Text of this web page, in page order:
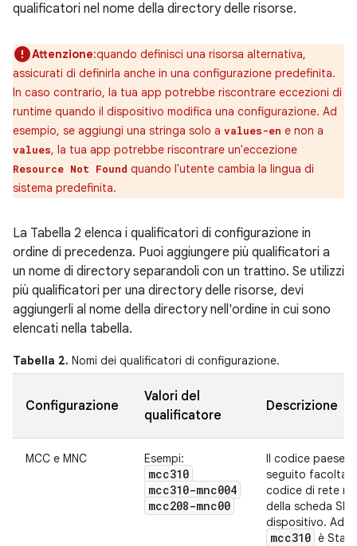
qualificatori nel nome della directory delle risorse.
Attenzione:quando definisci una risorsa alternativa,
assicurati di definirla anche in una configurazione predefinita.
In caso contrario, la tua app potrebbe riscontrare eccezioni di
runtime quando il dispositivo modifica una configurazione. Ad
esempio, se aggiungi una stringa solo a values-en e non a
values, la tua app potrebbe riscontrare un'eccezione
Resource Not Found quando l'utente cambia la lingua di
sistema predefinita.
La Tabella 2 elenca i qualificatori di configurazione in
ordine di precedenza. Puoi aggiungere più qualificatori a
un nome di directory separandoli con un trattino. Se utilizzi
più qualificatori per una directory delle risorse, devi
aggiungerli al nome della directory nell'ordine in cui sono
elencati nella tabella.
Tabella 2. Nomi dei qualificatori di configurazione.
Configurazione
Valori del
qualificatore
Descrizione
MCC e MNC Esempi:
mcc310
mcc310-mnc004
mcc208-mnc00
Il codice paese
seguito
codice di rete
della scheda SIM
dispositivo. Ad
mcc310 è Stati